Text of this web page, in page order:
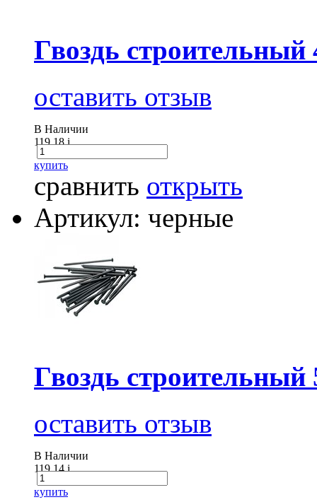
Гвоздь строительный
оставить отзыв
В Наличии
119.18i
купить
сравнить открыть
Артикул: черные
Гвоздь строительный
оставить отзыв
В Наличии
119.14i
купить